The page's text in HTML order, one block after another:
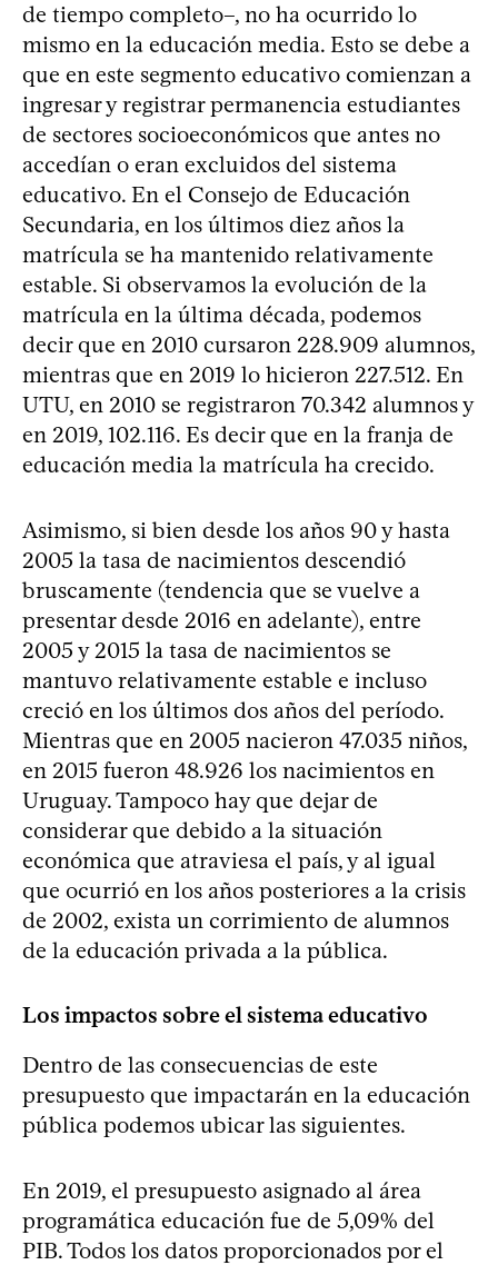
de tiempo completo–, no ha ocurrido lo
mismo en la educación media. Esto se debe a
que en este segmento educativo comienzan a
ingresar y registrar permanencia estudiantes
de sectores socioeconómicos que antes no
accedían o eran excluidos del sistema
educativo. En el Consejo de Educación
Secundaria, en los últimos diez años la
matrícula se ha mantenido relativamente
estable. Si observamos la evolución de la
matrícula en la última década, podemos
decir que en 2010 cursaron 228.909 alumnos,
mientras que en 2019 lo hicieron 227.512. En
UTU, en 2010 se registraron 70.342 alumnos y
en 2019, 102.116. Es decir que en la franja de
educación media la matrícula ha crecido.
Asimismo, si bien desde los años 90 y hasta
2005 la tasa de nacimientos descendió
bruscamente (tendencia que se vuelve a
presentar desde 2016 en adelante), entre
2005 y 2015 la tasa de nacimientos se
mantuvo relativamente estable e incluso
creció en los últimos dos años del período.
Mientras que en 2005 nacieron 47.035 niños,
en 2015 fueron 48.926 los nacimientos en
Uruguay. Tampoco hay que dejar de
considerar que debido a la situación
económica que atraviesa el país, y al igual
que ocurrió en los años posteriores a la crisis
de 2002, exista un corrimiento de alumnos
de la educación privada a la pública.
Los impactos sobre el sistema educativo
Dentro de las consecuencias de este
presupuesto que impactarán en la educación
pública podemos ubicar las siguientes.
En 2019, el presupuesto asignado al área
programática educación fue de 5,09% del
PIB. Todos los datos proporcionados por el